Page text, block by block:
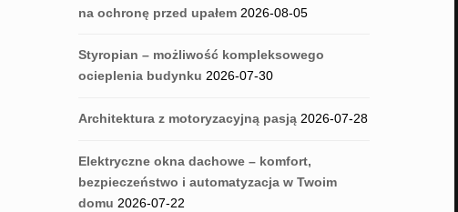
na ochronę przed upałem 2026-08-05
Styropian – możliwość kompleksowego
ocieplenia budynku 2026-07-30
Architektura z motoryzacyjną pasją 2026-07-28
Elektryczne okna dachowe – komfort,
bezpieczeństwo i automatyzacja w Twoim
domu 2026-07-22